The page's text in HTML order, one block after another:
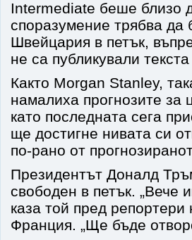
Intermediate беше близо
споразумение трябва да
Швейцария в петък,
не са публикували
Както Morgan Stanley,
намалиха прогнозите за
като последната сега
ще достигне нивата си
по-рано от
Президентът Доналд
свободен в петък. „Вече
каза той пред
Франция. „Ще бъде